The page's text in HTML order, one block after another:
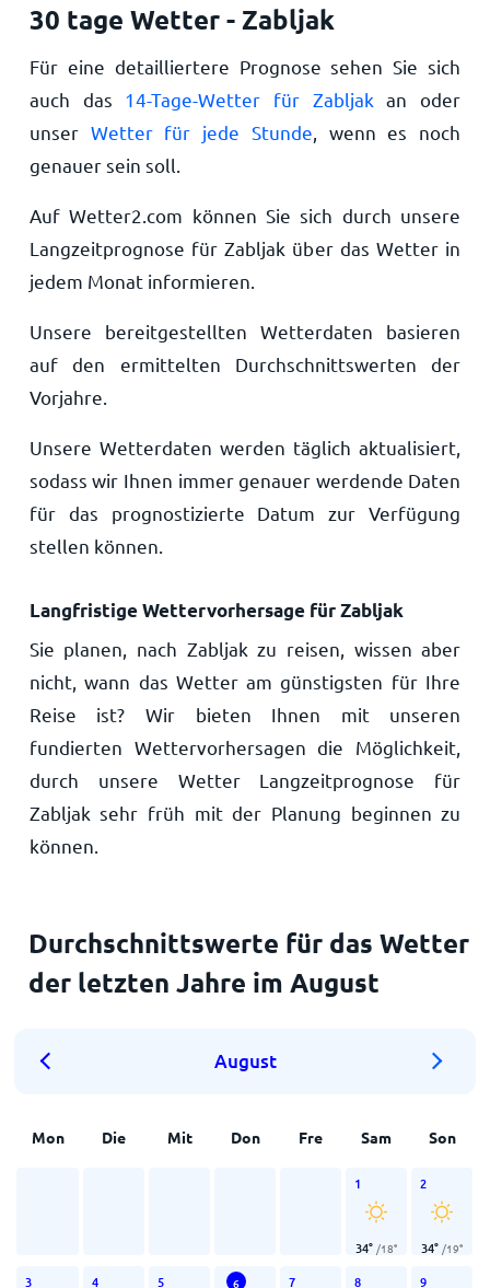
30 tage Wetter - Zabljak
Für eine detailliertere Prognose sehen Sie sich
auch das 14-Tage-Wetter für Zabljak an oder
unser Wetter für jede Stunde , wenn es noch
genauer sein soll.
Auf Wetter2.com können Sie sich durch unsere
Langzeitprognose für Zabljak über das Wetter in
jedem Monat informieren.
Unsere bereitgestellten Wetterdaten basieren
auf den ermittelten Durchschnittswerten der
Vorjahre.
Unsere Wetterdaten werden täglich aktualisiert,
sodass wir Ihnen immer genauer werdende Daten
für das prognostizierte Datum zur Verfügung
stellen können.
Langfristige Wettervorhersage für Zabljak
Sie planen, nach Zabljak zu reisen, wissen aber
nicht, wann das Wetter am günstigsten für Ihre
Reise ist? Wir bieten Ihnen mit unseren
fundierten Wettervorhersagen die Möglichkeit,
durch unsere Wetter Langzeitprognose für
Zabljak sehr früh mit der Planung beginnen zu
können.
Durchschnittswerte für das Wetter
der letzten Jahre im August
August
Mon Die Mit Don Fre Sam Son
1
34° /18°
2
34° /19°
3 4 5 6 7 8 9